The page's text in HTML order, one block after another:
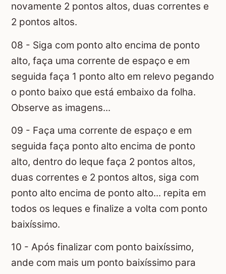
novamente 2 pontos altos, duas correntes e
2 pontos altos.
08 - Siga com ponto alto encima de ponto
alto, faça uma corrente de espaço e em
seguida faça 1 ponto alto em relevo pegando
o ponto baixo que está embaixo da folha.
Observe as imagens...
09 - Faça uma corrente de espaço e em
seguida faça ponto alto encima de ponto
alto, dentro do leque faça 2 pontos altos,
duas correntes e 2 pontos altos, siga com
ponto alto encima de ponto alto... repita em
todos os leques e finalize a volta com ponto
baixíssimo.
10 - Após finalizar com ponto baixíssimo,
ande com mais um ponto baixíssimo para